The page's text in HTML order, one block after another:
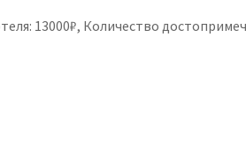
13000₽, Количество